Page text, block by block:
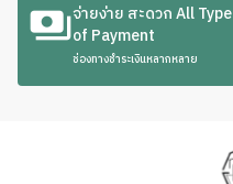
จ่ายง่าย สะดวก All Type
of Payment
ช่องทางชำระเงินหลากหลาย